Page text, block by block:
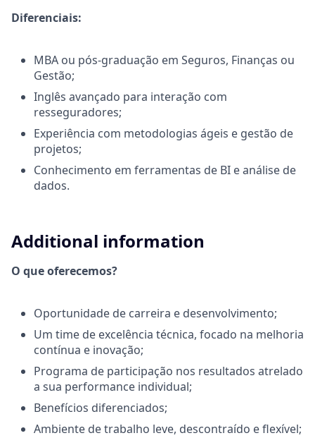
Diferenciais:
MBA ou pós-graduação em Seguros, Finanças ou
Gestão;
Inglês avançado para interação com
resseguradores;
Experiência com metodologias ágeis e gestão de
projetos;
Conhecimento em ferramentas de BI e análise de
dados.
Additional information
O que oferecemos?
Oportunidade de carreira e desenvolvimento;
Um time de excelência técnica, focado na melhoria
contínua e inovação;
Programa de participação nos resultados atrelado
a sua performance individual;
Benefícios diferenciados;
Ambiente de trabalho leve, descontraído e flexível;